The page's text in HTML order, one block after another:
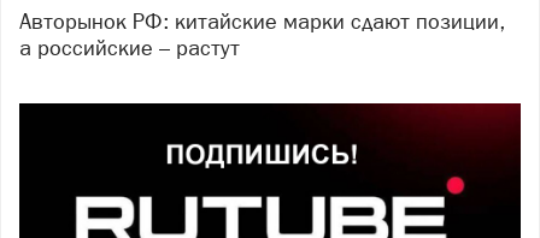
Авторынок РФ: китайские марки сдают позиции,
а российские – растут